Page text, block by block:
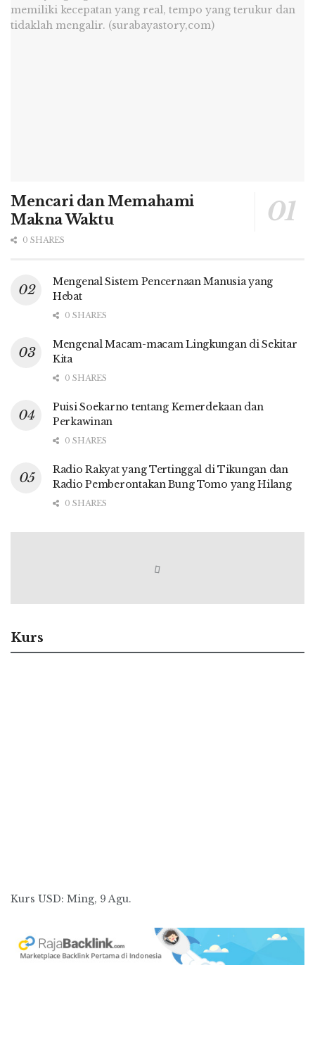
Mencari dan Memahami
Makna Waktu
0 SHARES
Mengenal Sistem Pencernaan Manusia yang
Hebat
0 SHARES
Mengenal Macam-macam Lingkungan di Sekitar
Kita
0 SHARES
Puisi Soekarno tentang Kemerdekaan dan
Perkawinan
0 SHARES
Radio Rakyat yang Tertinggal di Tikungan dan
Radio Pemberontakan Bung Tomo yang Hilang
0 SHARES
Kurs
Kurs USD: Ming, 9 Agu.